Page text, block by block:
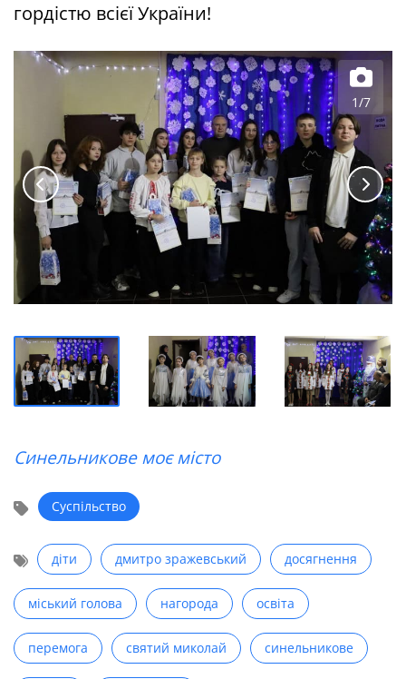
гордістю всієї України!
1/7
Синельникове моє місто
Суспільство
діти дмитро зражевський досягнення
міський голова нагорода освіта
перемога святий миколай синельникове